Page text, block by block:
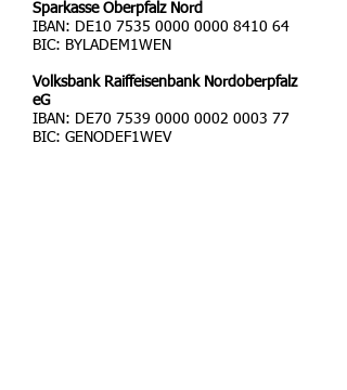
Sparkasse Oberpfalz Nord
IBAN: DE10 7535 0000 0000 8410 64
BIC: BYLADEM1WEN
Volksbank Raiffeisenbank Nordoberpfalz
eG
IBAN: DE70 7539 0000 0002 0003 77
BIC: GENODEF1WEV